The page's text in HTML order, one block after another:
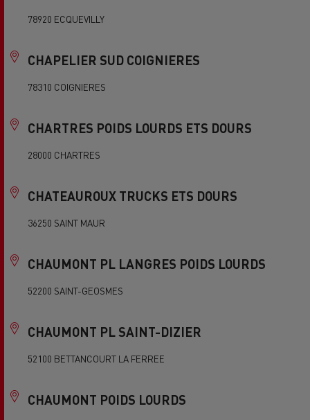
78920 ECQUEVILLY
CHAPELIER SUD COIGNIERES
78310 COIGNIERES
CHARTRES POIDS LOURDS ETS DOURS
28000 CHARTRES
CHATEAUROUX TRUCKS ETS DOURS
36250 SAINT MAUR
CHAUMONT PL LANGRES POIDS LOURDS
52200 SAINT-GEOSMES
CHAUMONT PL SAINT-DIZIER
52100 BETTANCOURT LA FERREE
CHAUMONT POIDS LOURDS